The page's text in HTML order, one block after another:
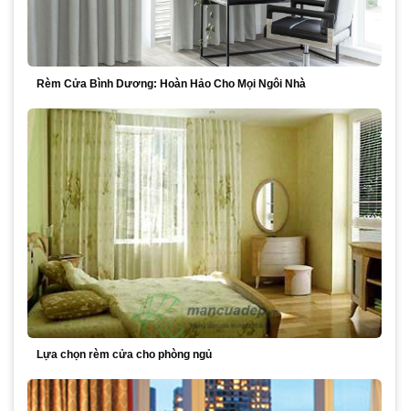
Rèm Cửa Bình Dương: Hoàn Hảo Cho Mọi Ngôi Nhà
Lựa chọn rèm cửa cho phòng ngủ